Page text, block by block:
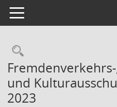
Toggle navigation
Rechercheauswahl
und
2023